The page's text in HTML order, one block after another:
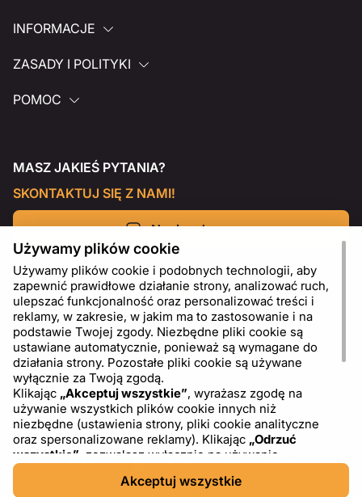
INFORMACJE
ZASADY I POLITYKI
POMOC
MASZ JAKIEŚ PYTANIA?
SKONTAKTUJ SIĘ Z NAMI!
Napisz do nas
PL USD - US Dollar ($)
Używamy plików cookie
Używamy plików cookie i podobnych technologii, aby
zapewnić prawidłowe działanie strony, analizować ruch,
ulepszać funkcjonalność oraz personalizować treści i
reklamy, w zakresie, w jakim ma to zastosowanie i na
podstawie Twojej zgody. Niezbędne pliki cookie są
ustawiane automatycznie, ponieważ są wymagane do
działania strony. Pozostałe pliki cookie są używane
wyłącznie za Twoją zgodą.
Klikając „Akceptuj wszystkie”, wyrażasz zgodę na
używanie wszystkich plików cookie innych niż
niezbędne (ustawienia strony, pliki cookie analityczne
oraz spersonalizowane reklamy). Klikając „Odrzuć
wszystkie” , zezwalasz wyłącznie na używanie
niezbędnych plików cookie. Klikając
, możesz wybrać, które kategorie plików cookie
Akceptuj wszystkie